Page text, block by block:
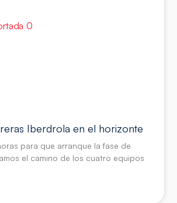
Iberdrola en el horizonte
para que arranque la fase de
el camino de los cuatro equipos